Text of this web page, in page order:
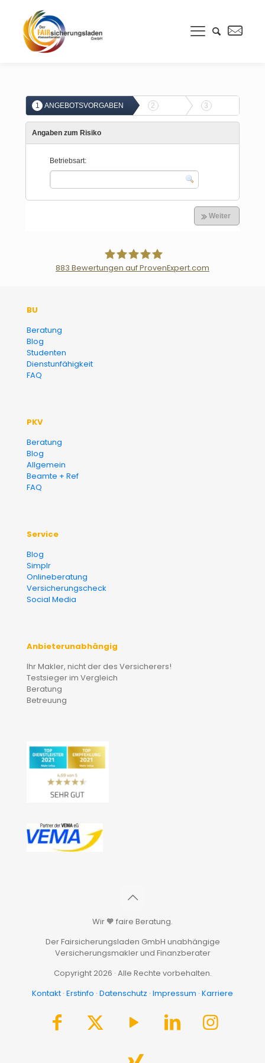
883 Bewertungen auf ProvenExpert.com
BU
Beratung
Blog
Studenten
Dienstunfähigkeit
FAQ
PKV
Beratung
Blog
Allgemein
Beamte + Ref
FAQ
Service
Blog
Simplr
Onlineberatung
Versicherungscheck
Social Media
Anbieterunabhängig
Ihr Makler, nicht der des Versicherers!
Testsieger im Vergleich
Beratung
Betreuung
Wir 🧡 faire Beratung.
Der Fairsicherungsladen GmbH unabhängige
Versicherungsmakler und Finanzberater
Copyright 2026 · Alle Rechte vorbehalten.
Kontakt · Erstinfo · Datenschutz · Impressum · Karriere